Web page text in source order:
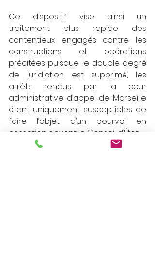
Ce dispositif vise ainsi un
traitement plus rapide des
contentieux engagés contre les
constructions et opérations
précitées puisque le double degré
de juridiction est supprimé, les
arrêts rendus par la cour
administrative d’appel de Marseille
étant uniquement susceptibles de
faire l’objet d’un pourvoi en
cassation devant le Conseil d’État.
Décret n°2025‑969